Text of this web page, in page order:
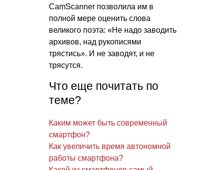
CamScanner позволила им в
полной мере оценить слова
великого поэта: «Не надо заводить
архивов, над рукописями
трястись». И не заводят, и не
трясутся.
Что еще почитать по
теме?
Каким может быть современный
смартфон?
Как увеличить время автономной
работы смартфона?